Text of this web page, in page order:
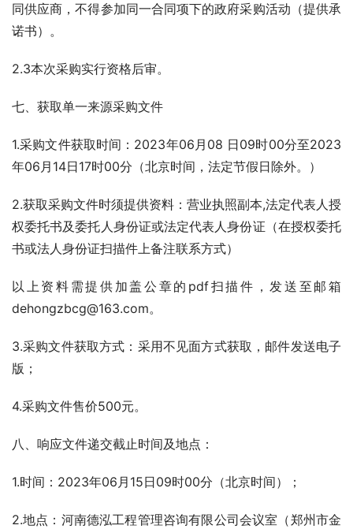
同供应商，不得参加同一合同项下的政府采购活动（提供承
诺书）。
2.3本次采购实行资格后审。
七、获取单一来源采购文件
1.采购文件获取时间：2023年06月08 日09时00分至2023
年06月14日17时00分（北京时间，法定节假日除外。）
2.获取采购文件时须提供资料：营业执照副本,法定代表人授
权委托书及委托人身份证或法定代表人身份证（在授权委托
书或法人身份证扫描件上备注联系方式）
以上资料需提供加盖公章的pdf扫描件，发送至邮箱
dehongzbcg@163.com。
3.采购文件获取方式：采用不见面方式获取，邮件发送电子
版；
4.采购文件售价500元。
八、响应文件递交截止时间及地点：
1.时间：2023年06月15日09时00分（北京时间）；
2.地点：河南德泓工程管理咨询有限公司会议室（郑州市金